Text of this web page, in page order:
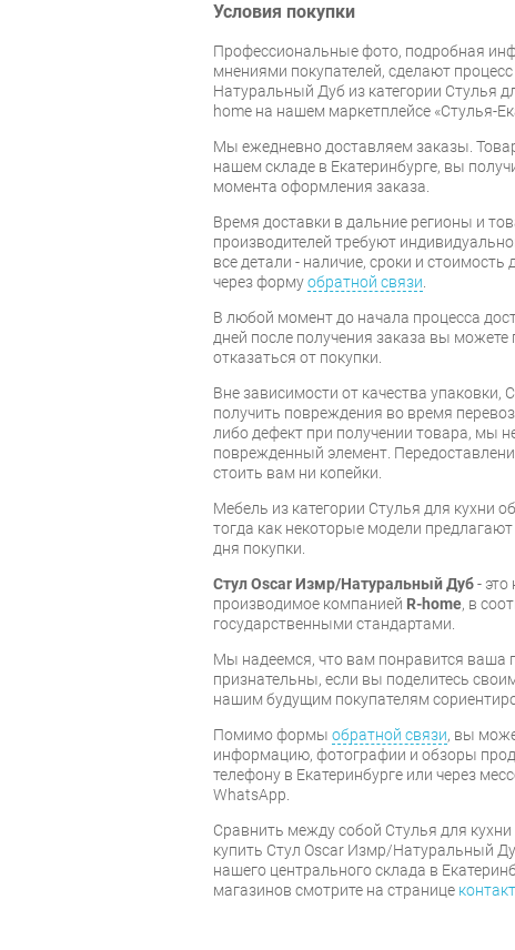
Условия покупки
Профессиональные фото, подробная
мнениями покупателей, сделают
Натуральный Дуб из категории Стулья
home на нашем маркетплейсе «Стулья-
Мы ежедневно доставляем заказы.
нашем складе в Екатеринбурге, вы
момента оформления заказа.
Время доставки в дальние регионы и
производителей требуют
все детали - наличие, сроки и
через формуобратной связи
В любой момент до начала процесса
дней после получения заказа вы
отказаться от покупки.
Вне зависимости от качества упаковки,
получить повреждения во время
либо дефект при получении товара, мы
поврежденный элемент.
стоить вам ни копейки.
Мебель из категории Стулья для кухни
тогда как некоторые модели
дня покупки.
Стул Oscar Измр/Натуральный Дуб- это
производимое компанией R-home, в
государственными стандартами.
Мы надеемся, что вам понравится ваша
признательны, если вы поделитесь
нашим будущим покупателям
Помимо формы обратной связи, вы
информацию, фотографии и обзоры
телефону в Екатеринбурге или через
WhatsApp.
Cравнить между собой Стулья для
купить Стул Oscar Измр/Натуральный
нашего центрального склада в
магазинов смотрите на странице